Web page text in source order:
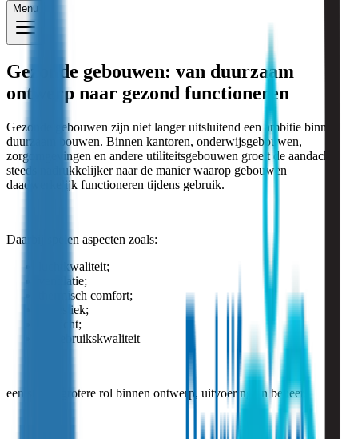
Menu
Gezonde gebouwen: van duurzaam
ontwerp naar gezond functioneren
Gezonde gebouwen zijn niet langer uitsluitend een ambitie binnen
duurzaam bouwen. Binnen kantoren, onderwijsgebouwen,
zorgomgevingen en andere utiliteitsgebouwen groeit de aandacht
steeds nadrukkelijker naar de manier waarop gebouwen
daadwerkelijk functioneren tijdens gebruik.
Daarbij spelen aspecten zoals:
luchtkwaliteit;
ventilatie;
thermisch comfort;
akoestiek;
daglicht;
en gebruikskwaliteit
een steeds grotere rol binnen ontwerp, uitvoering en beheer.